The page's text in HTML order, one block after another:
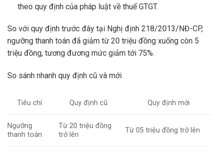
theo quy định của pháp luật về thuế GTGT.
So với quy định trước đây tại Nghị định 218/2013/NĐ-CP,
ngưỡng thanh toán đã giảm từ 20 triệu đồng xuống còn 5
triệu đồng, tương đương mức giảm tới 75%.
So sánh nhanh quy định cũ và mới
Tiêu chí Quy định cũ Quy định mới
Ngưỡng
thanh toán
Từ 20 triệu đồng
trở lên
Từ 05 triệu đồng trở lên